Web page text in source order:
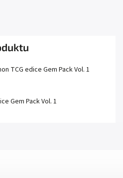
TCG edice Gem Pack Vol. 1
Gem Pack Vol. 1